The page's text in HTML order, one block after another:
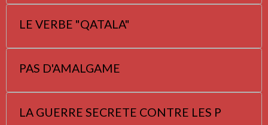
LE VERBE "QATALA"
PAS D'AMALGAME
LA GUERRE SECRETE CONTRE LES P